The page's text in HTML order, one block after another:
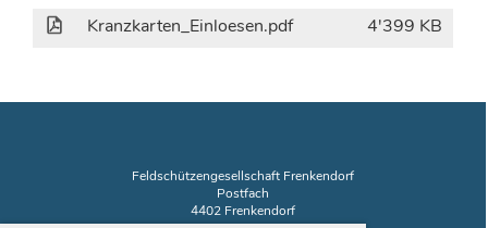
Kranzkarten_Einloesen.pdf 4'399 KB
Feldschützengesellschaft Frenkendorf
Postfach
4402 Frenkendorf